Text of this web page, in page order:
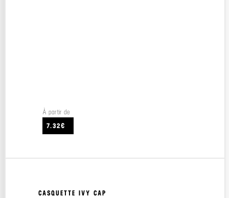
À partir de
7.32€
CASQUETTE IVY CAP